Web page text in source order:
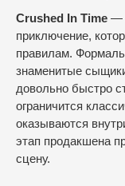
Crushed In Time —
приключение,
правилам.
знаменитые
довольно быстро
ограничится
оказываются
этап продакшена
сцену.